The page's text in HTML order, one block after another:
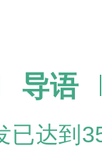
导语
已达到